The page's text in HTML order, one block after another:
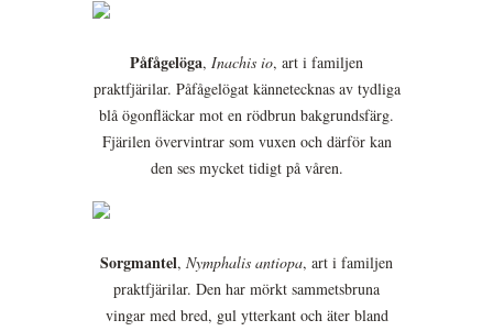
Påfågelöga, Inachis io, art i familjen
praktfjärilar. Påfågelögat kännetecknas av tydliga
blå ögonfläckar mot en rödbrun bakgrundsfärg.
Fjärilen övervintrar som vuxen och därför kan
den ses mycket tidigt på våren.
Sorgmantel, Nymphalis antiopa, art i familjen
praktfjärilar. Den har mörkt sammetsbruna
vingar med bred, gul ytterkant och äter bland